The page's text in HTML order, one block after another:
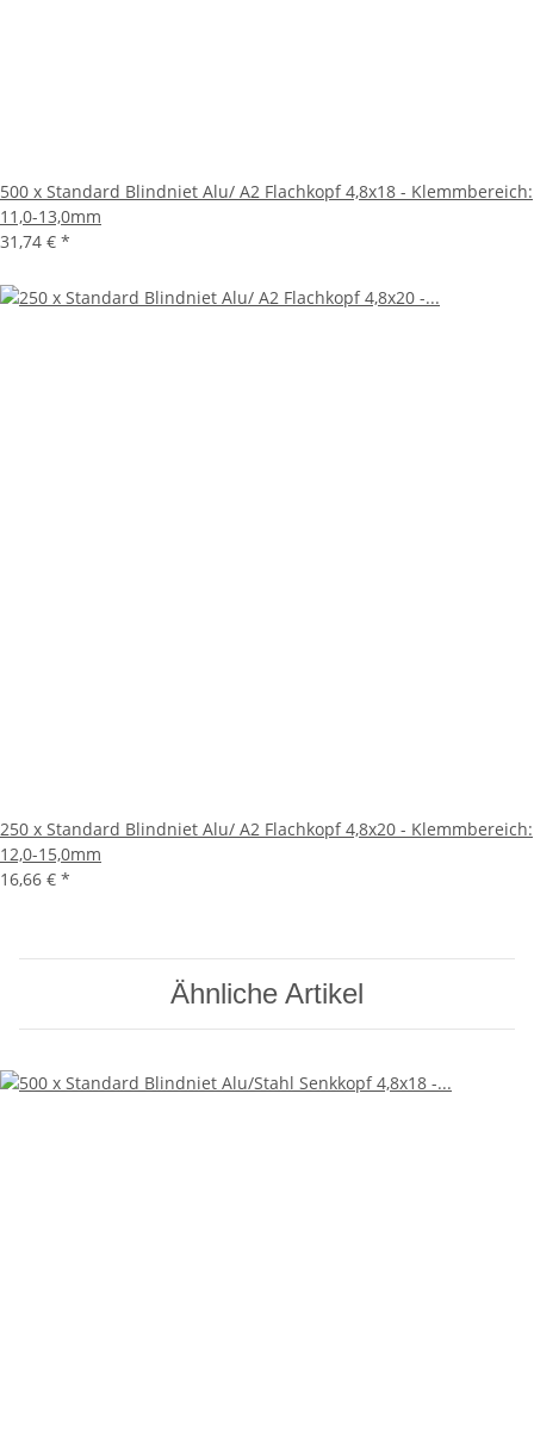
500 x Standard Blindniet Alu/ A2 Flachkopf 4,8x18 - Klemmbereich:
11,0-13,0mm
31,74 € *
250 x Standard Blindniet Alu/ A2 Flachkopf 4,8x20 - Klemmbereich:
12,0-15,0mm
16,66 € *
Ähnliche Artikel